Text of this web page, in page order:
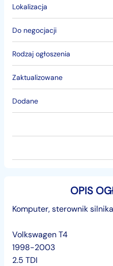
Lokalizacja
Do negocjacji
Rodzaj ogłoszenia
Zaktualizowane
Dodane
OPIS
Komputer, sterownik silnika
Volkswagen T4
1998-2003
2.5 TDI